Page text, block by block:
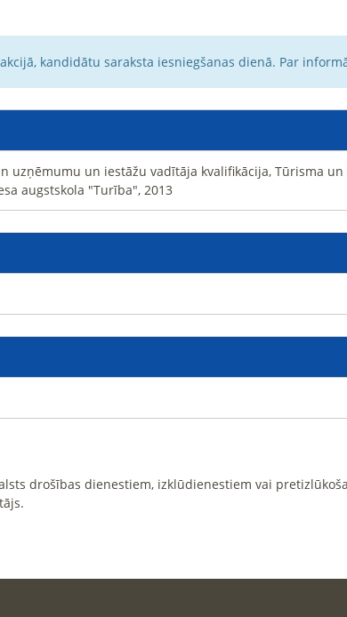
kandidātu saraksta iesniegšanas dienā. Par
uzņēmumu un iestāžu vadītāja kvalifikācija, Tūrisma
augstskola "Turība", 2013
drošības dienestiem, izklūdienestiem vai